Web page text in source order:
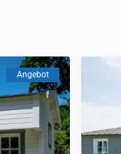
Angebot